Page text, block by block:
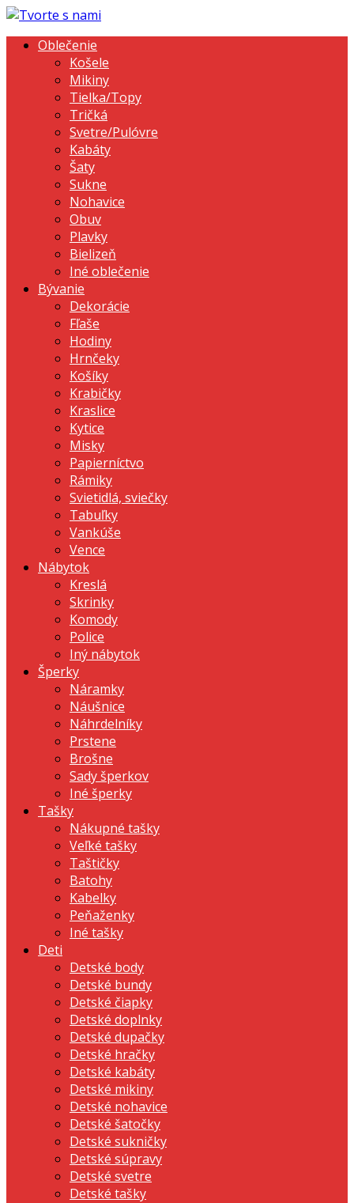
Oblečenie
Košele
Mikiny
Tielka/Topy
Tričká
Svetre/Pulóvre
Kabáty
Šaty
Sukne
Nohavice
Obuv
Plavky
Bielizeň
Iné oblečenie
Bývanie
Dekorácie
Fľaše
Hodiny
Hrnčeky
Košíky
Krabičky
Kraslice
Kytice
Misky
Papierníctvo
Rámiky
Svietidlá, sviečky
Tabuľky
Vankúše
Vence
Nábytok
Kreslá
Skrinky
Komody
Police
Iný nábytok
Šperky
Náramky
Náušnice
Náhrdelníky
Prstene
Brošne
Sady šperkov
Iné šperky
Tašky
Nákupné tašky
Veľké tašky
Taštičky
Batohy
Kabelky
Peňaženky
Iné tašky
Deti
Detské body
Detské bundy
Detské čiapky
Detské doplnky
Detské dupačky
Detské hračky
Detské kabáty
Detské mikiny
Detské nohavice
Detské šatočky
Detské sukničky
Detské súpravy
Detské svetre
Detské tašky